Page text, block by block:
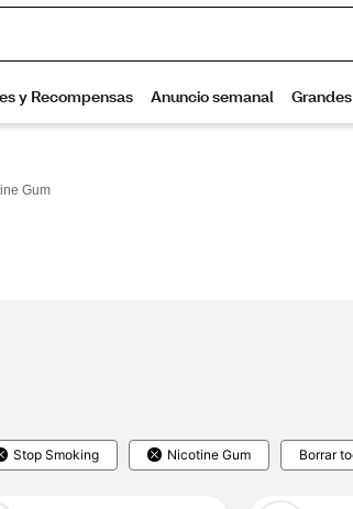
Gum
Stop Smoking Nicotine Gum Borrar